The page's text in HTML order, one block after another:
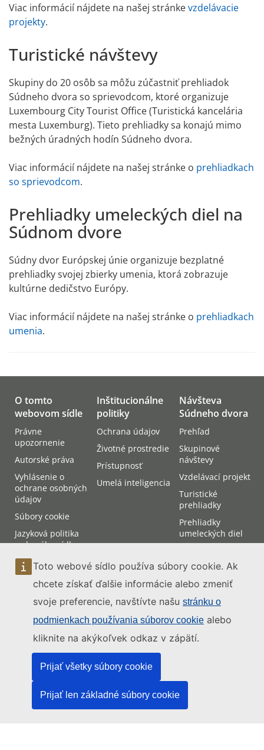
Toto webové sídlo používa súbory cookie. Ak
chcete získať ďalšie informácie alebo zmeniť
svoje preferencie, navštívte našu stránku o
podmienkach používania súborov cookie alebo
kliknite na akýkoľvek odkaz v zápätí.
Prijať všetky súbory cookie
Prijať len základné súbory cookie
Viac informácií nájdete na našej stránkevzdelávacie
projekty.
Turistické návštevy
Skupiny do 20 osôb sa môžu zúčastniť prehliadok
Súdneho dvora so sprievodcom, ktoré organizuje
Luxembourg City Tourist Office (Turistická kancelária
mesta Luxemburg). Tieto prehliadky sa konajú mimo
bežných úradných hodín Súdneho dvora.
Viac informácií nájdete na našej stránke o prehliadkach
so sprievodcom.
Prehliadky umeleckých diel na
Súdnom dvore
Súdny dvor Európskej únie organizuje bezplatné
prehliadky svojej zbierky umenia, ktorá zobrazuje
kultúrne dedičstvo Európy.
Viac informácií nájdete na našej stránke o prehliadkach
umenia.
O tomto
webovom sídle
Právne
upozornenie
Autorské práva
Vyhlásenie o
ochrane osobných
údajov
Súbory cookie
Jazyková politika
webového sídla
Prístupnosť
webového sídla
Mapa webového
Inštitucionálne
politiky
Ochrana údajov
Životné prostredie
Prístupnosť
Umelá inteligencia
Návšteva
Súdneho dvora
Prehľad
Skupinové
návštevy
Vzdelávací projekt
Turistické
prehliadky
Prehliadky
umeleckých diel
dvor
Účasť na
pojednávaniach
Kontakt